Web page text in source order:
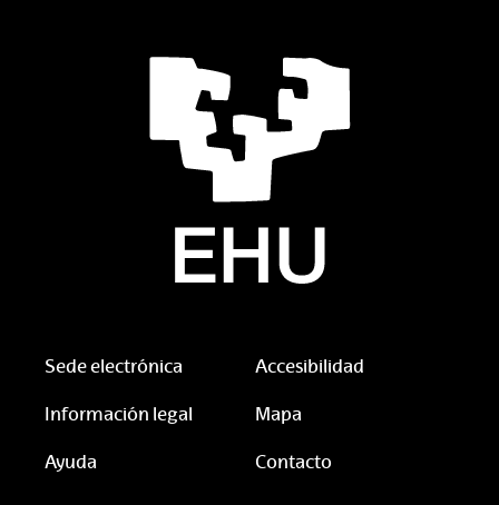
Sede electrónica Accesibilidad
Información legal Mapa
Ayuda Contacto